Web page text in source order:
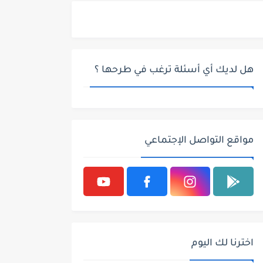
هل لديك أي أسئلة ترغب في طرحها ؟
مواقع التواصل الإجتماعي
اخترنا لك اليوم